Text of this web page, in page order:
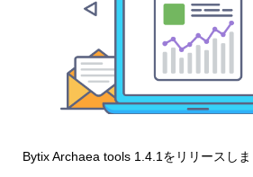
Bytix Archaea tools 1.4.1をリリースしま